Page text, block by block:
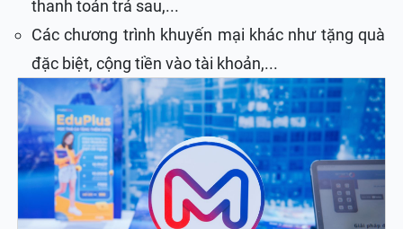
thanh toán trả sau,...
Các chương trình khuyến mại khác như tặng quà
đặc biệt, cộng tiền vào tài khoản,...